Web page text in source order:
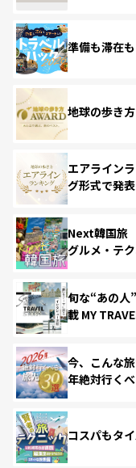
準備も滞在
地球の歩き
エアライン
グ形式で発表
Next韓国旅
グルメ・テ
旬な“あの人
載 MY
今、こんな
年絶対行く
コスパもタ